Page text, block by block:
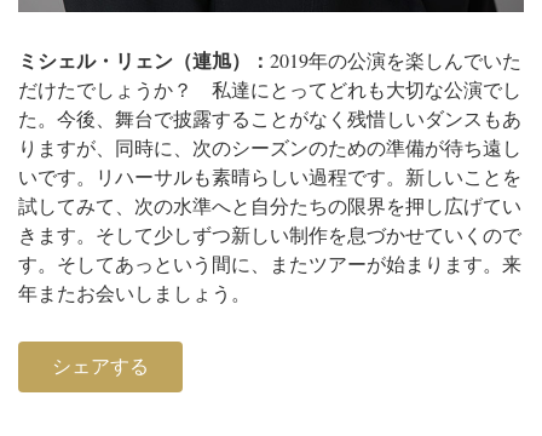
ミシェル・リェン（連旭）： 2019年の公演を楽しんでいた
だけたでしょうか？ 私達にとってどれも大切な公演でし
た。今後、舞台で披露することがなく残惜しいダンスもあ
りますが、同時に、次のシーズンのための準備が待ち遠し
いです。リハーサルも素晴らしい過程です。新しいことを
試してみて、次の水準へと自分たちの限界を押し広げてい
きます。そして少しずつ新しい制作を息づかせていくので
す。そしてあっという間に、またツアーが始まります。来
年またお会いしましょう。
シェアする